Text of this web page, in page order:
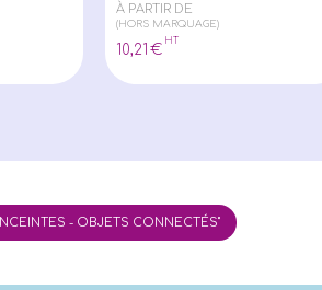
À PARTIR DE
(HORS MARQUAGE)
10,21 €
HT
- OBJETS CONNECTÉS"